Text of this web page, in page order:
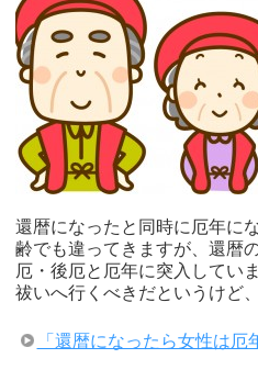
還暦になったと同時に厄年に
齢でも違ってきますが、還暦
厄・後厄と厄年に突入してい
祓いへ行くべきだというけど
「還暦になったら女性は